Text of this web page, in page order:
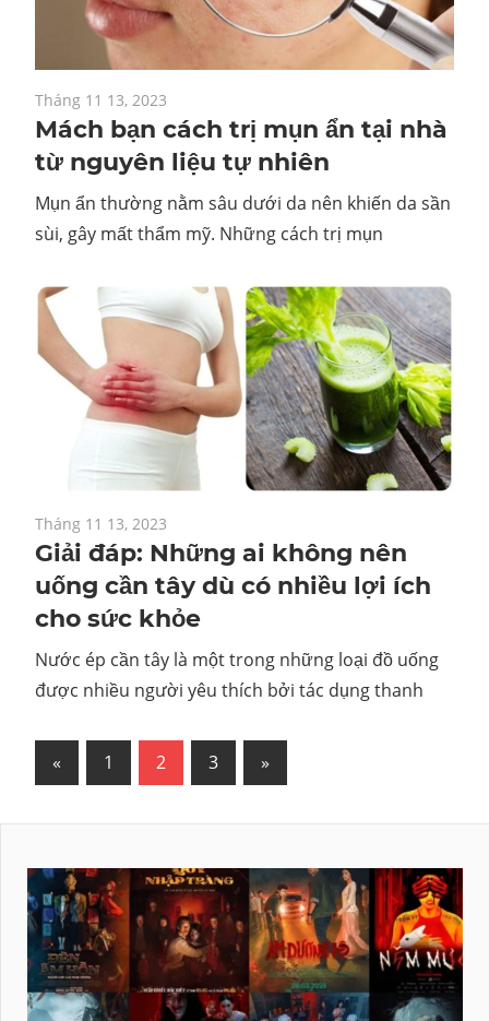
Tháng 11 13, 2023
Mách bạn cách trị mụn ẩn tại nhà
từ nguyên liệu tự nhiên
Mụn ẩn thường nằm sâu dưới da nên khiến da sần
sùi, gây mất thẩm mỹ. Những cách trị mụn
Tháng 11 13, 2023
Giải đáp: Những ai không nên
uống cần tây dù có nhiều lợi ích
cho sức khỏe
Nước ép cần tây là một trong những loại đồ uống
được nhiều người yêu thích bởi tác dụng thanh
Phân
viết
« Previous
Posts
1 2 3
Next
Posts
»